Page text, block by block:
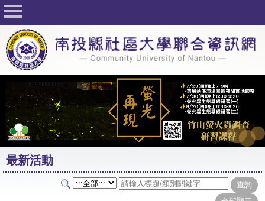
回首頁
關於社大
公佈欄
行事曆
最新活動
活動花絮
課程一覽表
志工與社團
最新活動